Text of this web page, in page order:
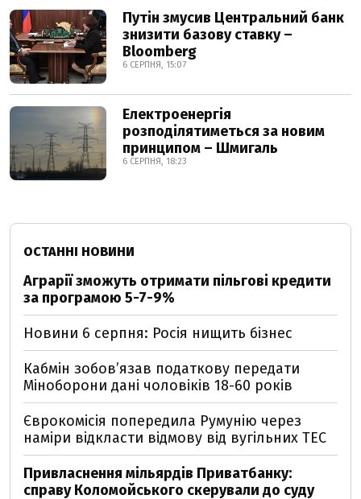
Путін змусив Центральний банк
знизити базову ставку –
Bloomberg
6 СЕРПНЯ, 15:07
Електроенергія
розподілятиметься за новим
принципом – Шмигаль
6 СЕРПНЯ, 18:23
ОСТАННІ НОВИНИ
Аграрії зможуть отримати пільгові кредити
за програмою 5-7-9%
Новини 6 серпня: Росія нищить бізнес
Кабмін зобовʼязав податкову передати
Міноборони дані чоловіків 18-60 років
Єврокомісія попередила Румунію через
наміри відкласти відмову від вугільних ТЕС
Привласнення мільярдів Приватбанку:
справу Коломойського скерували до суду